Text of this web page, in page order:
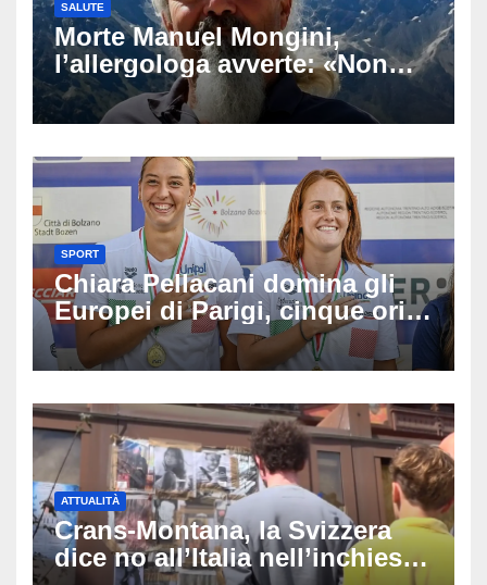
SALUTE
Morte Manuel Mongini,
l’allergologa avverte: «Non
aspettate di sapere se siete
allergici»
SPORT
Chiara Pellacani domina gli
Europei di Parigi, cinque ori
in cinque gare: ‘Nel sincro
siamo da medaglia olimpica’
ATTUALITÀ
Crans-Montana, la Svizzera
dice no all’Italia nell’inchiesta